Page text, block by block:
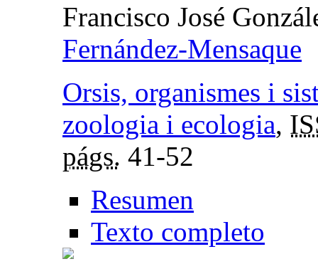
Francisco José
Fernández-Mensaque
Orsis, organismes i
zoologia i ecologia,
págs. 41-52
Resumen
Texto completo